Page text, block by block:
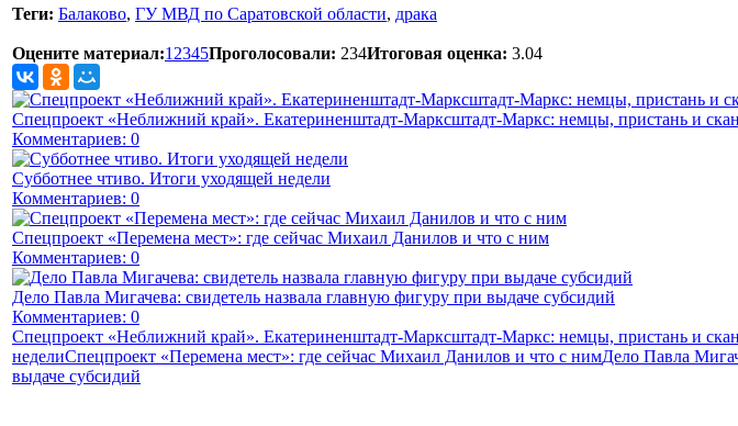
Теги: Балаково, ГУ МВД по Саратовской области, драка
Оцените материал:1 2345Проголосовали: 234Итоговая оценка: 3.04
Спецпроект «Неближний край». Екатериненштадт-Марксштадт-Маркс: немцы, пристань и
Комментариев: 0
Субботнее чтиво. Итоги уходящей недели
Комментариев: 0
Спецпроект «Перемена мест»: где сейчас Михаил Данилов и что с ним
Комментариев: 0
Дело Павла Мигачева: свидетель назвала главную фигуру при выдаче субсидий
Комментариев: 0
Спецпроект «Неближний край». Екатериненштадт-Марксштадт-Маркс: немцы, пристань и
неделиСпецпроект «Перемена мест»: где сейчас Михаил Данилов и что с нимДело Павла
выдаче субсидий